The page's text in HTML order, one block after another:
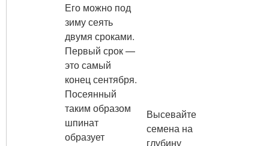
Его можно под
зиму сеять
двумя сроками.
Первый срок —
это самый
конец сентября.
Посеянный
таким образом
шпинат
образует
Высевайте
семена на
глубину